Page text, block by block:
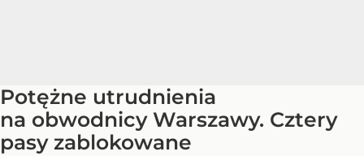
Potężne utrudnienia
na obwodnicy Warszawy. Cztery
pasy zablokowane